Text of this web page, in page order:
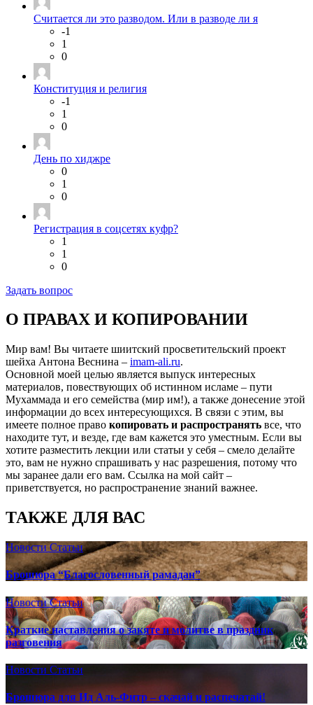
Считается ли это разводом. Или в разводе ли я
-1
1
0
Конституция и религия
-1
1
0
День по хиджре
0
1
0
Регистрация в соцсетях куфр?
1
1
0
Задать вопрос
О ПРАВАХ И КОПИРОВАНИИ
Мир вам! Вы читаете шиитский просветительский проект
шейха Антона Веснина – imam-ali.ru.
Основной моей целью является выпуск интересных
материалов, повествующих об истинном исламе – пути
Мухаммада и его семейства (мир им!), а также донесение этой
информации до всех интересующихся. В связи с этим, вы
имеете полное право копировать и распространять все, что
находите тут, и везде, где вам кажется это уместным. Если вы
хотите разместить лекции или статьи у себя – смело делайте
это, вам не нужно спрашивать у нас разрешения, потому что
мы заранее дали его вам. Ссылка на мой сайт –
приветствуется, но распространение знаний важнее.
ТАКЖЕ ДЛЯ ВАС
НовостиСтатьи
Брошюра “Благословенный рамадан”
НовостиСтатьи
Краткие наставления о закяте и молитве в праздник
разговения
Новости Статьи
Брошюра для Ид Аль-Фитр – скачай и распечатай!